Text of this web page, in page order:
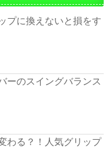
プに換えないと損をす
ーのスイングバランス
わる？！人気グリップ